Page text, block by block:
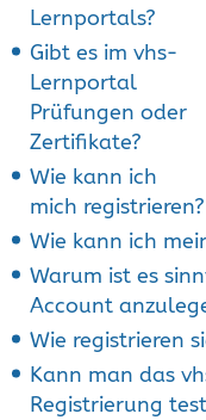
Lernportals?
Gibt es im vhs-
Lernportal
Prüfungen oder
Zertifikate?
Wie kann ich
mich registrieren?
Wie kann ich
Warum ist es
Account
Wie registrieren
Kann man das
Registrierung